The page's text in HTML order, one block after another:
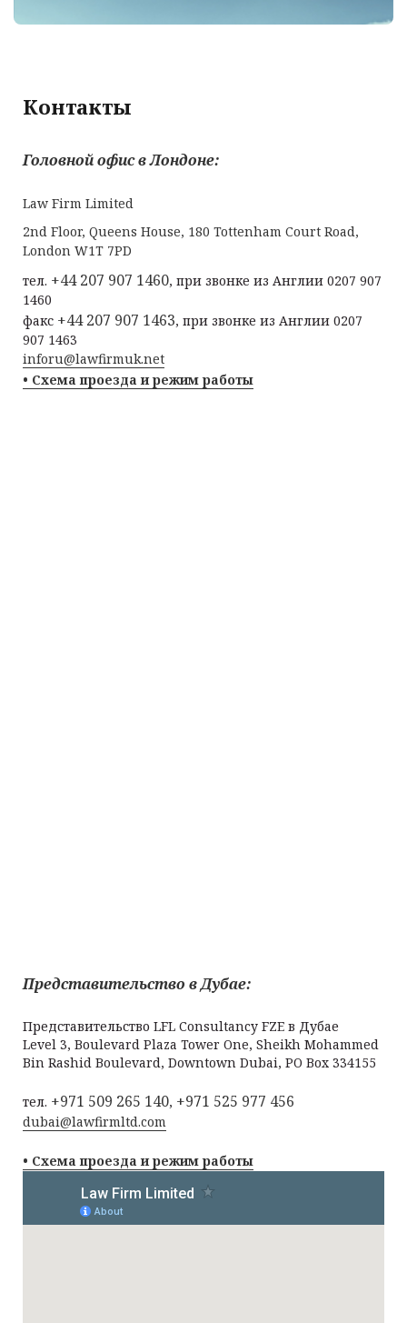
Контакты
Головной офис в Лондоне:
Law Firm Limited
2nd Floor, Queens House, 180 Tottenham Court Road,
London W1T 7PD
тел. +44 207 907 1460, при звонке из Англии 0207 907
1460
факс +44 207 907 1463, при звонке из Англии 0207
907 1463
inforu@lawfirmuk.net
• Схема проезда и режим работы
Представительство в Дубае:
Представительство LFL Consultancy FZE в Дубае
Level 3, Boulevard Plaza Tower One, Sheikh Mohammed
Bin Rashid Boulevard, Downtown Dubai, PO Box 334155
тел. +971 509 265 140, +971 525 977 456
dubai@lawfirmltd.com
• Схема проезда и режим работы